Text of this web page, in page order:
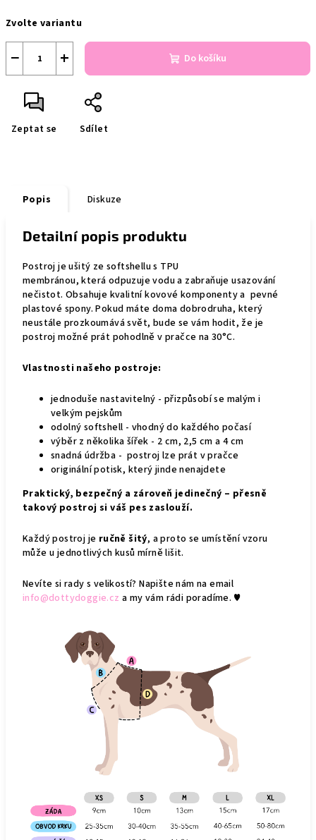
cena:
Zvolte variantu
+
− Do košíku
Zeptat se Sdílet
Popis Diskuze
Detailní popis produktu
Postroj jeušitý ze softshellu s TPU
membránou,která odpuzuje vodu a zabraňuje usazování
nečistot. Obsahuje kvalitní kovové komponenty a pevné
plastové spony. Pokud máte doma dobrodruha, který
neustále prozkoumává svět, bude se vám hodit, že je
postroj možné prát pohodlně v pračce na 30°C.
Vlastnosti našeho postroje:
jednoduše nastavitelný - přizpůsobí se malým i
velkým pejskům
odolný softshell - vhodný do každého počasí
výběr z několika šířek - 2 cm, 2,5 cm a 4 cm
snadná údržba - postroj lze prát v pračce
originální potisk, který jinde nenajdete
Praktický, bezpečný a zároveň jedinečný – přesně
takový postroj si váš pes zaslouží.
Každý postroj je ručně šitý, a proto se umístění vzoru
může u jednotlivých kusů mírně lišit.
Nevíte si rady s velikostí? Napište nám na email
info@dottydoggie.cz a my vám rádi poradíme. ♥